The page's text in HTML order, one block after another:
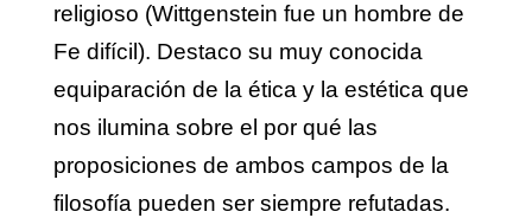
religioso (Wittgenstein fue un hombre de
Fe difícil). Destaco su muy conocida
equiparación de la ética y la estética que
nos ilumina sobre el por qué las
proposiciones de ambos campos de la
filosofía pueden ser siempre refutadas.